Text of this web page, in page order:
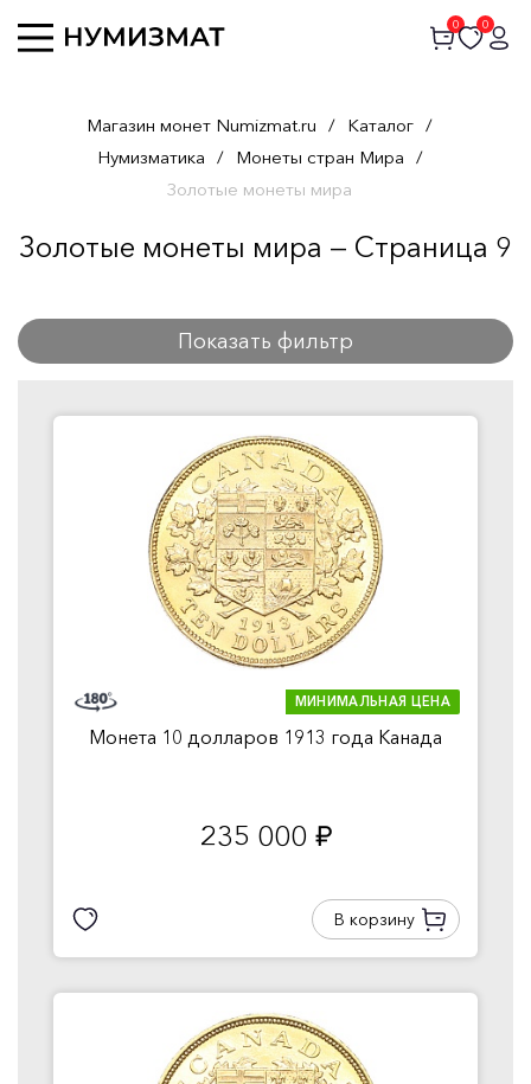
0 0
Магазин монет Numizmat.ru / Каталог /
Нумизматика / Монеты стран Мира /
Золотые монеты мира
Золотые монеты мира — Страница 9
Показать фильтр
МИНИМАЛЬНАЯ ЦЕНА
Монета 10 долларов 1913 года Канада
235 000 руб.
В корзину